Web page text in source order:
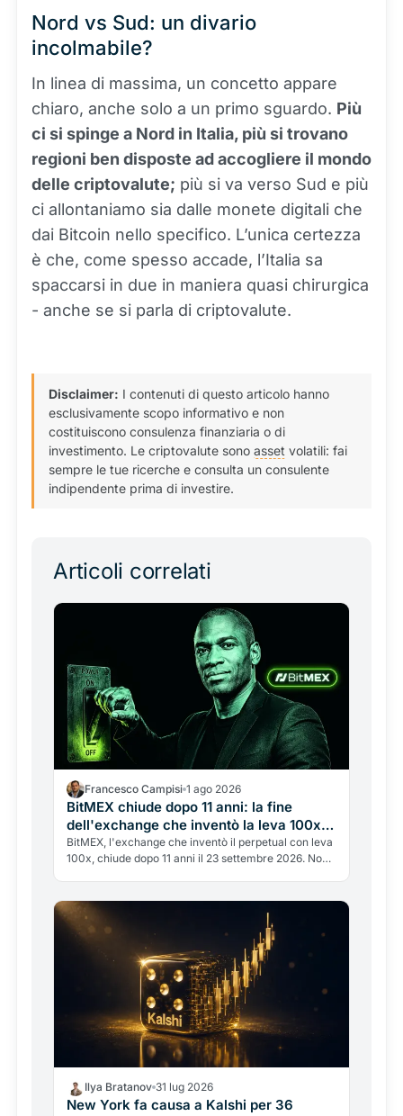
Nord vs Sud: un divario
incolmabile?
In linea di massima, un concetto appare
chiaro, anche solo a un primo sguardo. Più
ci si spinge a Nord in Italia, più si trovano
regioni ben disposte ad accogliere il mondo
delle criptovalute; più si va verso Sud e più
ci allontaniamo sia dalle monete digitali che
dai Bitcoin nello specifico. L’unica certezza
è che, come spesso accade, l’Italia sa
spaccarsi in due in maniera quasi chirurgica
- anche se si parla di criptovalute.
Disclaimer: I contenuti di questo articolo hanno
esclusivamente scopo informativo e non
costituiscono consulenza finanziaria o di
investimento. Le criptovalute sono asset volatili: fai
sempre le tue ricerche e consulta un consulente
indipendente prima di investire.
Articoli correlati
Francesco Campisi 1 ago 2026
BitMEX chiude dopo 11 anni: la fine
dell'exchange che inventò la leva 100x e
cambiò le crypto per sempre
BitMEX, l'exchange che inventò il perpetual con leva
100x, chiude dopo 11 anni il 23 settembre 2026. Non
fare con i fondi.
Ilya Bratanov 31 lug 2026
New York fa causa a Kalshi per 36